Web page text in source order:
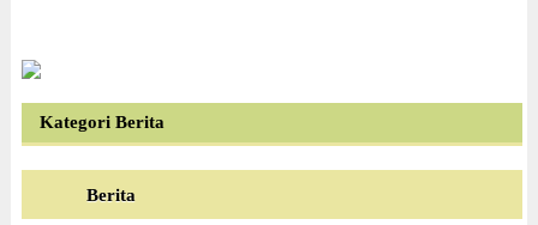
Kategori Berita
Berita